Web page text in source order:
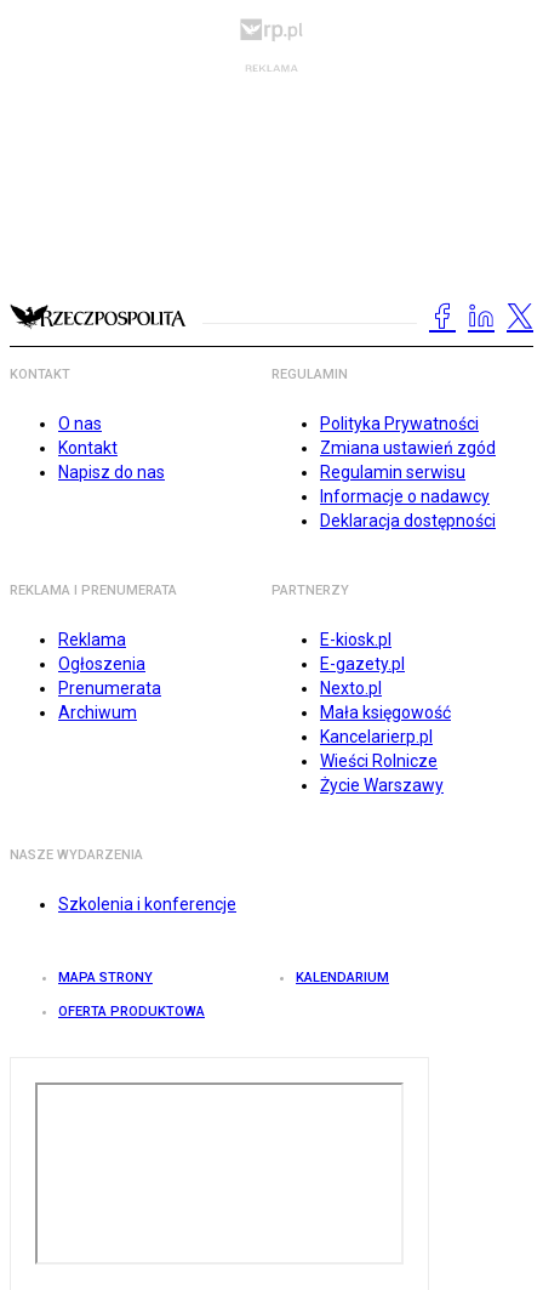
KONTAKT
O nas
Kontakt
Napisz do nas
REGULAMIN
Polityka Prywatności
Zmiana ustawień zgód
Regulamin serwisu
Informacje o nadawcy
Deklaracja dostępności
REKLAMA I PRENUMERATA
Reklama
Ogłoszenia
Prenumerata
Archiwum
PARTNERZY
E-kiosk.pl
E-gazety.pl
Nexto.pl
Mała księgowość
Kancelarierp.pl
Wieści Rolnicze
Życie Warszawy
NASZE WYDARZENIA
Szkolenia i konferencje
MAPA STRONY KALENDARIUM
OFERTA PRODUKTOWA